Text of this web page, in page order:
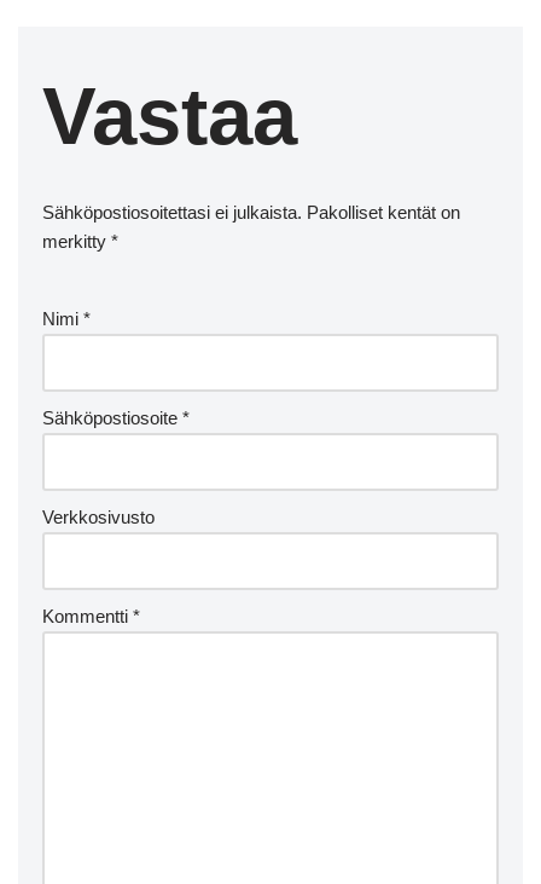
Vastaa
Sähköpostiosoitettasi ei julkaista. Pakolliset kentät on
merkitty *
Nimi *
Sähköpostiosoite *
Verkkosivusto
Kommentti *